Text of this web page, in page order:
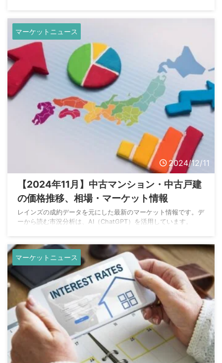
マーケットニュース
2024/12/11
【2024年11月】中古マンション・中古戸建
の価格推移、相場・マーケット情報
レインズの成約データを元にした最新のマーケット情報です。デ
ーから読む市況分析は、AI（ChatGPT）を活用しています。
マーケットニュース